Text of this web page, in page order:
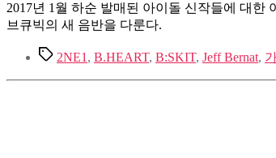
2017년 1월 하순 발매된 아이돌 신작들에 대한
브큐빅의 새 음반을 다룬다.
Tags2NE1 , B.HEART, B:SKIT, Jeff Bernat,